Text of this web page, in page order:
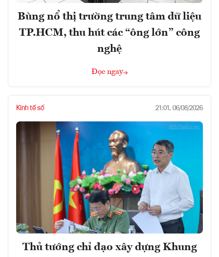
Bùng nổ thị trường trung tâm dữ liệu
TP.HCM, thu hút các “ông lớn” công
nghệ
Đọc ngay
Kinh tế số 21:01, 06/08/2026
Thủ tướng chỉ đạo xây dựng Khung